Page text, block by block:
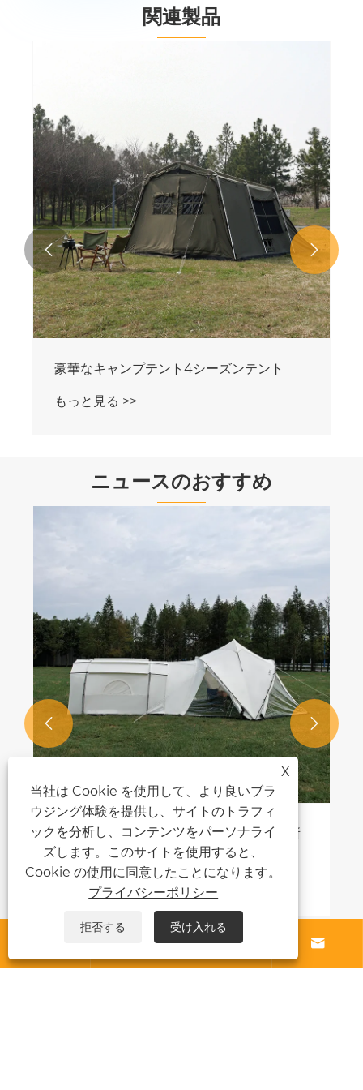
関連製品
豪華なキャンプテント4シーズンテント
もっと見る >>
 
ニュースのおすすめ
自動運転でテントを設置するのに良い場所
は何ですか？
もっと見る >>
 
私たちについて
 
X
当社は Cookie を使用して、より良いブラ
ウジング体験を提供し、サイトのトラフィ
ックを分析し、コンテンツをパーソナライ
ズします。このサイトを使用すると、
Cookie の使用に同意したことになります。
プライバシーポリシー
拒否する 受け入れる